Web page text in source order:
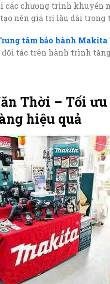
chương trình khuyến
nên giá trị lâu dài trong
tâm bảo hành Makita
tác trên hành trình
Thời – Tối
hiệu quả